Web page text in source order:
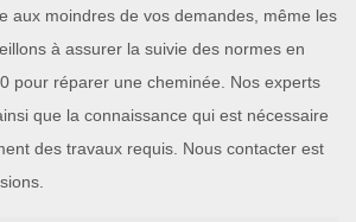
aux moindres de vos demandes, même les
à assurer la suivie des normes en
pour réparer une cheminée. Nos experts
que la connaissance qui est nécessaire
des travaux requis. Nous contacter est